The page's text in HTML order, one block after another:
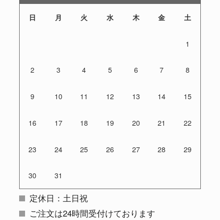
日 月 火 水 木 金 土
1
2 3 4 5 6 7 8
9 10 11 12 13 14 15
16 17 18 19 20 21 22
23 24 25 26 27 28 29
30 31
定休日：土日祝
ご注文は24時間受付けております